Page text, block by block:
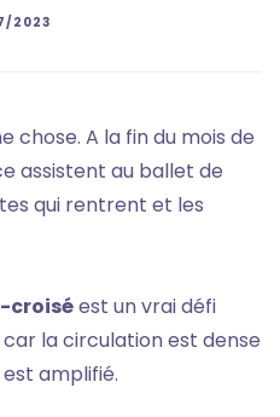
2023
chose. A la fin du mois de
assistent au ballet de
qui rentrent et les
croiséest un vrai défi
car la circulation est dense
est amplifié.